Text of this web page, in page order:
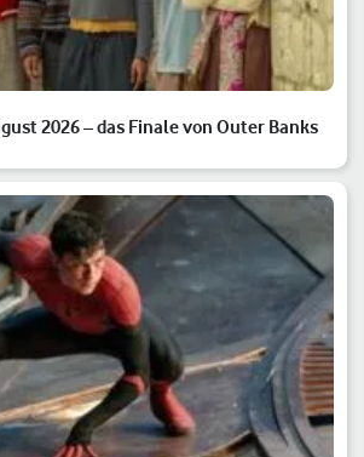
2026 – das Finale von Outer Banks